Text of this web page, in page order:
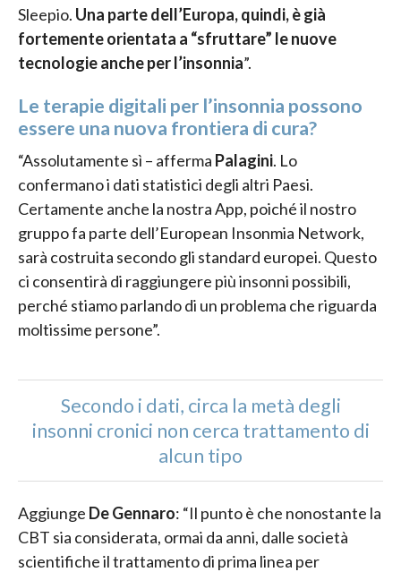
Sleepio. Una parte dell’Europa, quindi, è già
fortemente orientata a “sfruttare” le nuove
tecnologie anche per l’insonnia”.
Le terapie digitali per l’insonnia possono
essere una nuova frontiera di cura?
“Assolutamente sì – afferma Palagini. Lo
confermano i dati statistici degli altri Paesi.
Certamente anche la nostra App, poiché il nostro
gruppo fa parte dell’European Insonmia Network,
sarà costruita secondo gli standard europei. Questo
ci consentirà di raggiungere più insonni possibili,
perché stiamo parlando di un problema che riguarda
moltissime persone”.
Secondo i dati, circa la metà degli
insonni cronici non cerca trattamento di
alcun tipo
Aggiunge De Gennaro: “Il punto è che nonostante la
CBT sia considerata, ormai da anni, dalle società
scientifiche il trattamento di prima linea per